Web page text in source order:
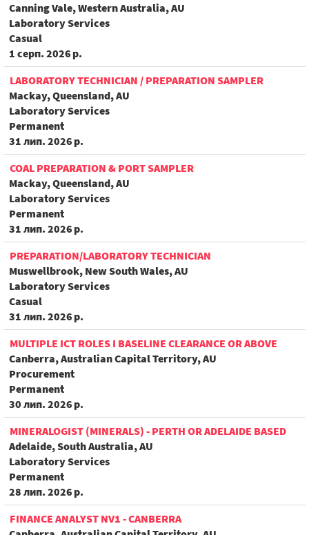
Canning Vale, Western Australia, AU
Laboratory Services
Casual
1 серп. 2026 р.
LABORATORY TECHNICIAN / PREPARATION SAMPLER
Mackay, Queensland, AU
Laboratory Services
Permanent
31 лип. 2026 р.
COAL PREPARATION & PORT SAMPLER
Mackay, Queensland, AU
Laboratory Services
Permanent
31 лип. 2026 р.
PREPARATION/LABORATORY TECHNICIAN
Muswellbrook, New South Wales, AU
Laboratory Services
Casual
31 лип. 2026 р.
MULTIPLE ICT ROLES I BASELINE CLEARANCE OR ABOVE
Canberra, Australian Capital Territory, AU
Procurement
Permanent
30 лип. 2026 р.
MINERALOGIST (MINERALS) - PERTH OR ADELAIDE BASED
Adelaide, South Australia, AU
Laboratory Services
Permanent
28 лип. 2026 р.
FINANCE ANALYST NV1 - CANBERRA